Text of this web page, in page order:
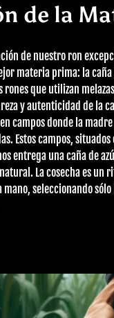
$25.00
de la
de nuestro ron
materia prima: la
rones que utilizan
y autenticidad de la
campos donde la
Estos campos, situados
entrega una caña de
La cosecha es un
mano, seleccionando sólo